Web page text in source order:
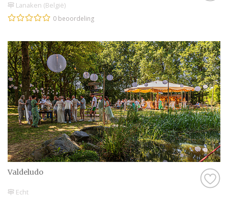
Lanaken (België)
0 beoordeling
Valdeludo
Echt